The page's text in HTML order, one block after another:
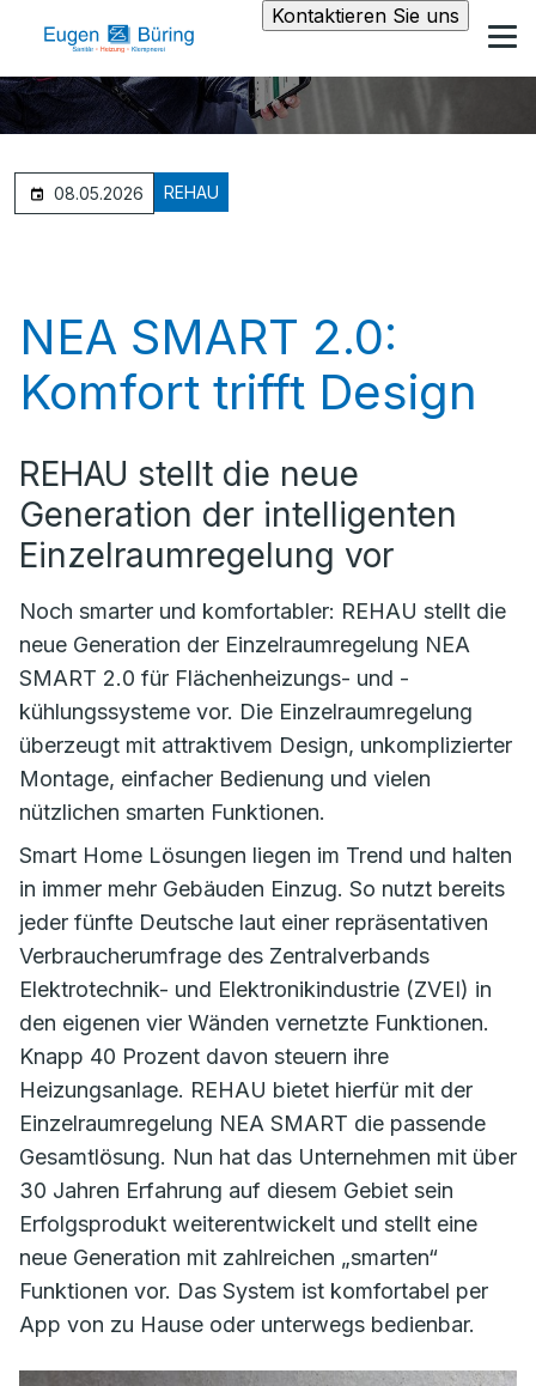
Kontaktieren Sie uns
08.05.2026 REHAU
NEA SMART 2.0:
Komfort trifft Design
REHAU stellt die neue
Generation der intelligenten
Einzelraumregelung vor
Noch smarter und komfortabler: REHAU stellt die
neue Generation der Einzelraumregelung NEA
SMART 2.0 für Flächenheizungs- und -
kühlungssysteme vor. Die Einzelraumregelung
überzeugt mit attraktivem Design, unkomplizierter
Montage, einfacher Bedienung und vielen
nützlichen smarten Funktionen.
Smart Home Lösungen liegen im Trend und halten
in immer mehr Gebäuden Einzug. So nutzt bereits
jeder fünfte Deutsche laut einer repräsentativen
Verbraucherumfrage des Zentralverbands
Elektrotechnik- und Elektronikindustrie (ZVEI) in
den eigenen vier Wänden vernetzte Funktionen.
Knapp 40 Prozent davon steuern ihre
Heizungsanlage. REHAU bietet hierfür mit der
Einzelraumregelung NEA SMART die passende
Gesamtlösung. Nun hat das Unternehmen mit über
30 Jahren Erfahrung auf diesem Gebiet sein
Erfolgsprodukt weiterentwickelt und stellt eine
neue Generation mit zahlreichen „smarten“
Funktionen vor. Das System ist komfortabel per
App von zu Hause oder unterwegs bedienbar.